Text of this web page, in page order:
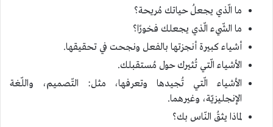
ما الّذي يجعلُ حياتك مُريحة؟
ما الشّيء الّذي يجعلك فخورًا؟
أشياء كبيرة أنجزتها بالفعل ونجحت في تحقيقها.
الأشياء الّتي تُثيرك حول مُستقبلك.
الأشياء الّتي تُجيدها وتعرفها، مثل: التّصميم، واللّغة
الإنجليزيّة، وغيرهما.
لماذا يثقُ النّاس بك؟